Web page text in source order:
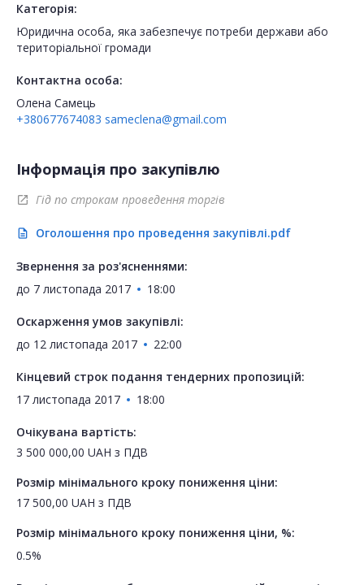
Категорія:
Юридична особа, яка забезпечує потреби держави або
територіальної громади
Контактна особа:
Олена Самець
+380677674083 sameclena@gmail.com
Інформація про закупівлю
open_in_new Гід по строкам проведення торгів
description Оголошення про проведення закупівлі.pdf
Звернення за роз'ясненнями:
до 7 листопада 2017 18:00
Оскарження умов закупівлі:
до 12 листопада 2017 22:00
Кінцевий строк подання тендерних пропозицій:
17 листопада 2017
18:00
Очікувана вартість:
3 500 000,00 UAH з ПДВ
Розмір мінімального кроку пониження ціни:
17 500,00 UAH з ПДВ
Розмір мінімального кроку пониження ціни, %:
0.5%